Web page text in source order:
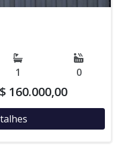
1 0
160.000,00